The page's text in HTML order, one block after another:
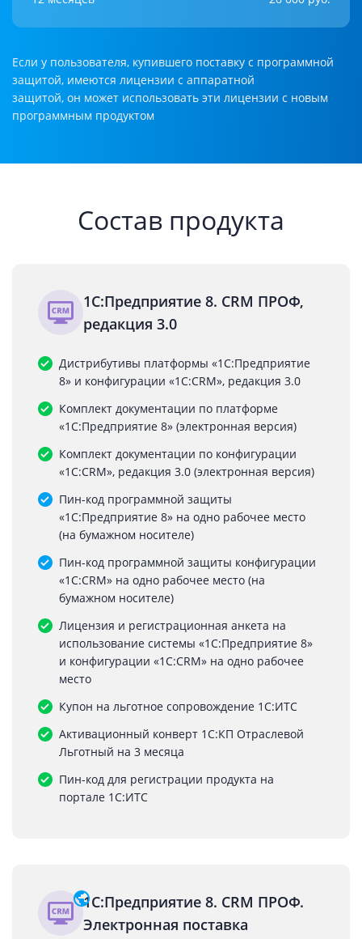
Если у пользователя, купившего поставку с программной
защитой, имеются лицензии с аппаратной
защитой, он может использовать эти лицензии с новым
программным продуктом
Состав продукта
1С:Предприятие 8. CRM ПРОФ,
редакция 3.0
Дистрибутивы платформы «1С:Предприятие
8» и конфигурации «1С:CRM», редакция 3.0
Комплект документации по платформе
«1С:Предприятие 8» (электронная версия)
Комплект документации по конфигурации
«1С:CRM», редакция 3.0 (электронная версия)
Пин-код программной защиты
«1С:Предприятие 8» на одно рабочее место
(на бумажном носителе)
Пин-код программной защиты конфигурации
«1С:CRM» на одно рабочее место (на
бумажном носителе)
Лицензия и регистрационная анкета на
использование системы «1С:Предприятие 8»
и конфигурации «1C:CRM» на одно рабочее
место
Купон на льготное сопровождение 1С:ИТС
Активационный конверт 1С:КП Отраслевой
Льготный на 3 месяца
Пин-код для регистрации продукта на
портале 1С:ИТС
1С:Предприятие 8. CRM ПРОФ.
Электронная поставка